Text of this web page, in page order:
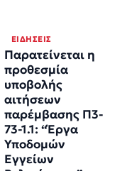
ΕΙΔΉΣΕΙΣ
Παρατείνεται η
προθεσμία
υποβολής
αιτήσεων
παρέμβασης Π3-
73-1.1: “Έργα
Υποδομών
Εγγείων